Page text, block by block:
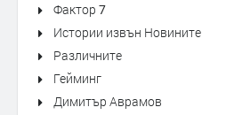
Фактор 7
Истории извън Новините
Различните
Гейминг
Димитър Аврамов